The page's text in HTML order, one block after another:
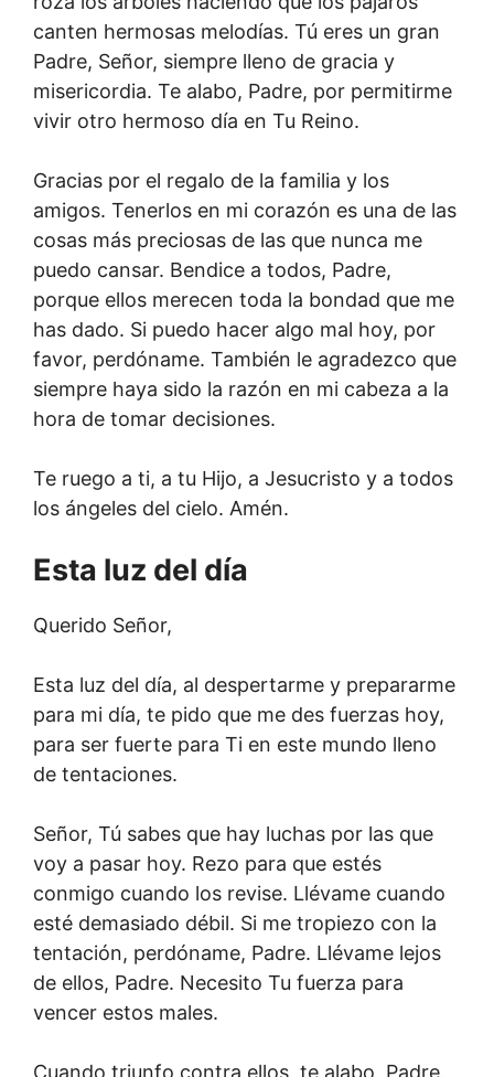
canten hermosas melodías. Tú eres un gran
Padre, Señor, siempre lleno de gracia y
misericordia. Te alabo, Padre, por permitirme
vivir otro hermoso día en Tu Reino.
Gracias por el regalo de la familia y los
amigos. Tenerlos en mi corazón es una de las
cosas más preciosas de las que nunca me
puedo cansar. Bendice a todos, Padre,
porque ellos merecen toda la bondad que me
has dado. Si puedo hacer algo mal hoy, por
favor, perdóname. También le agradezco que
siempre haya sido la razón en mi cabeza a la
hora de tomar decisiones.
Te ruego a ti, a tu Hijo, a Jesucristo y a todos
los ángeles del cielo. Amén.
Esta luz del día
Querido Señor,
Esta luz del día, al despertarme y prepararme
para mi día, te pido que me des fuerzas hoy,
para ser fuerte para Ti en este mundo lleno
de tentaciones.
Señor, Tú sabes que hay luchas por las que
voy a pasar hoy. Rezo para que estés
conmigo cuando los revise. Llévame cuando
esté demasiado débil. Si me tropiezo con la
tentación, perdóname, Padre. Llévame lejos
de ellos, Padre. Necesito Tu fuerza para
vencer estos males.
Cuando triunfo contra ellos, te alabo, Padre.